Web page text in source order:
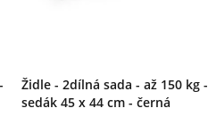
Židle - 2dílná sada - až 150 kg -
sedák 45 x 44 cm - černá